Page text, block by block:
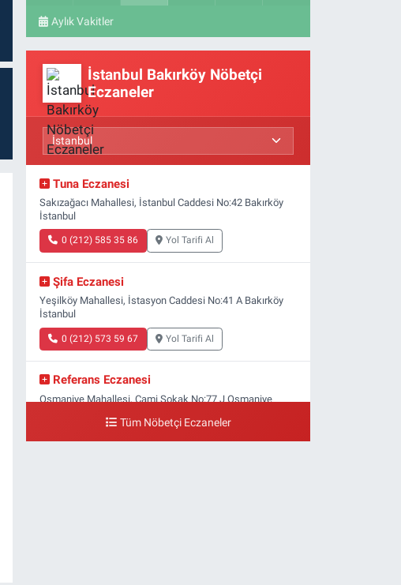
Aylık Vakitler
İstanbul Bakırköy Nöbetçi
Eczaneler
Tuna Eczanesi
Sakızağacı Mahallesi, İstanbul Caddesi No:42 Bakırköy
İstanbul
0 (212) 585 35 86 Yol Tarifi Al
Şifa Eczanesi
Yeşilköy Mahallesi, İstasyon Caddesi No:41 A Bakırköy
İstanbul
0 (212) 573 59 67 Yol Tarifi Al
Referans Eczanesi
Osmaniye Mahallesi, Cami Sokak No:77 J Osmaniye
Tüm Nöbetçi Eczaneler